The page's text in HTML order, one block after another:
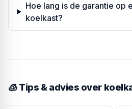
Hoe lang is de garantie op
koelkast?
🧊 Tips & advies over